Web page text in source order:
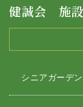
健誠会 施
シニアガーデン